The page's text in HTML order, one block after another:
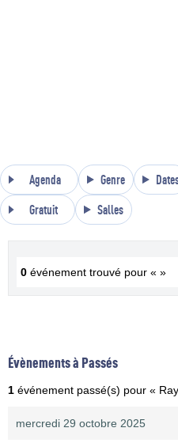
Agenda Genre
Gratuit Salles
0 événement trouvé pour « »
Évènements à Passés
1 événement passé(s) pour «
mercredi 29 octobre 2025